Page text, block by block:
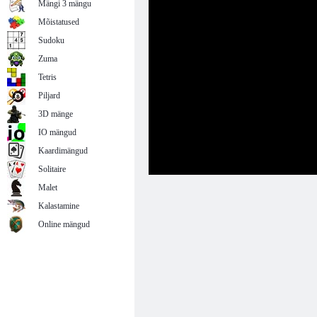
Mängi 3 mängu
Mõistatused
Sudoku
Zuma
Tetris
Piljard
3D mänge
IO mängud
Kaardimängud
Solitaire
Malet
Kalastamine
Online mängud